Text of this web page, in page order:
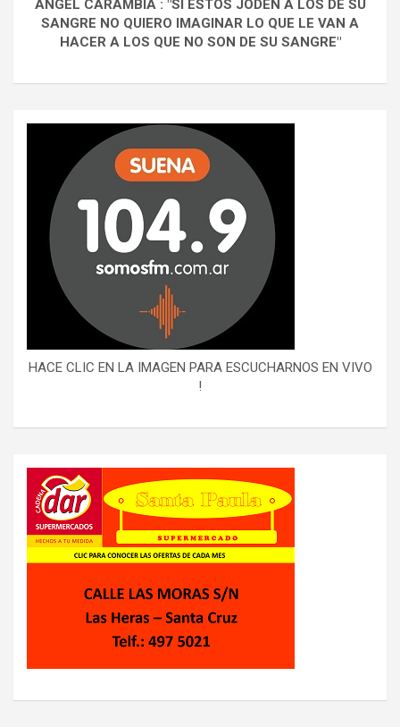
ANGEL CARAMBIA : "SI ESTOS JODEN A LOS DE SU
SANGRE NO QUIERO IMAGINAR LO QUE LE VAN A
HACER A LOS QUE NO SON DE SU SANGRE"
HACE CLIC EN LA IMAGEN PARA ESCUCHARNOS EN VIVO
!